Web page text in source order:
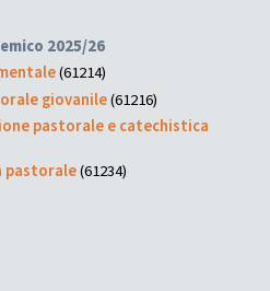
2025/26
(61214)
giovanile(61216)
pastorale e catechistica
pastorale(61234)